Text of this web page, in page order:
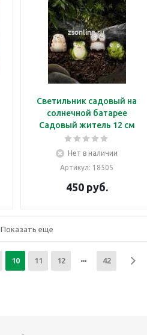
Светильник садовый на
солнечной батарее
Садовый житель 12 см
Нет в наличии
Артикул: 18505
450руб.
Показать еще
10 11 12 42